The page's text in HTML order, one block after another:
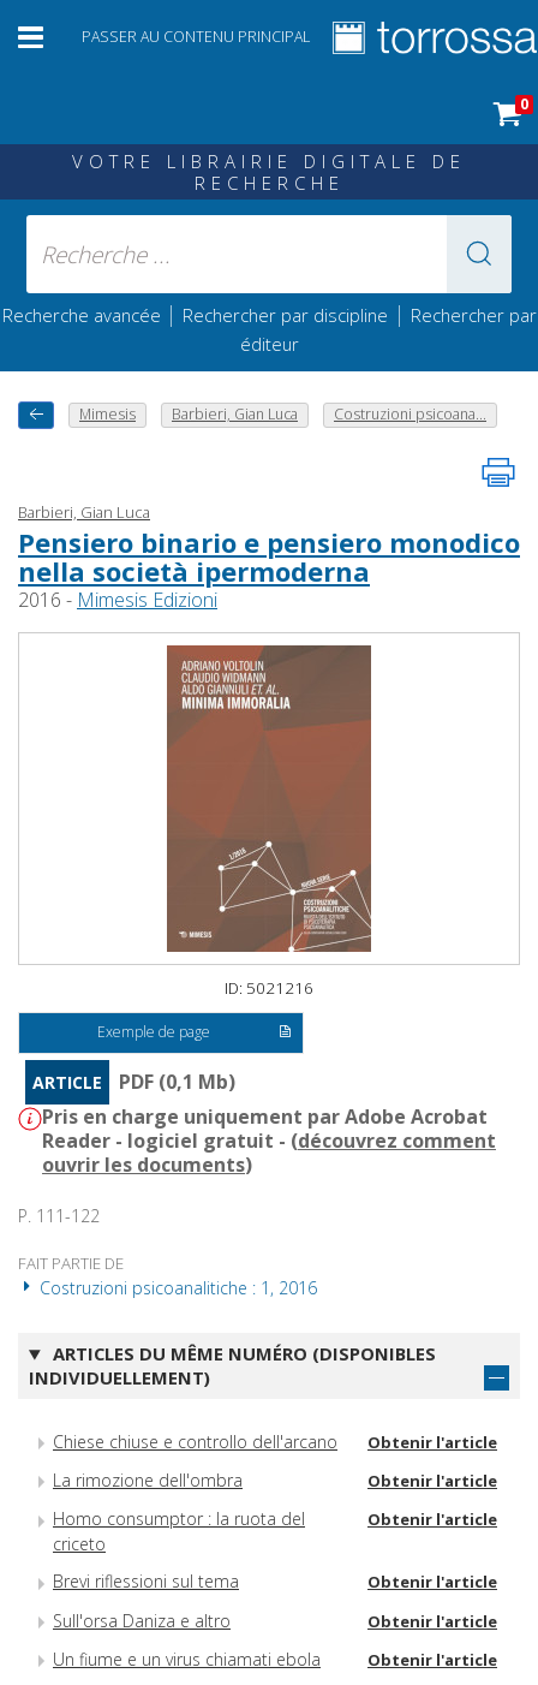
PASSER AU CONTENU PRINCIPAL
0
VOTRE LIBRAIRIE DIGITALE DE
RECHERCHE
Recherche avancée | Rechercher par discipline | Rechercher par
éditeur
Mimesis Barbieri, Gian Luca Costruzioni psicoana...
Barbieri, Gian Luca
Pensiero binario e pensiero monodico
nella società ipermoderna
2016 - Mimesis Edizioni
ID: 5021216
Exemple de page
ARTICLE
PDF (0,1 Mb)
Pris en charge uniquement par Adobe Acrobat
Reader - logiciel gratuit - (découvrez comment
ouvrir les documents)
P. 111-122
FAIT PARTIE DE
Costruzioni psicoanalitiche : 1, 2016
ARTICLES DU MÊME NUMÉRO (DISPONIBLES
INDIVIDUELLEMENT)
Chiese chiuse e controllo dell'arcano Obtenir l'article
La rimozione dell'ombra Obtenir l'article
Homo consumptor : la ruota del
criceto
Obtenir l'article
Brevi riflessioni sul tema Obtenir l'article
Sull'orsa Daniza e altro Obtenir l'article
Un fiume e un virus chiamati ebola Obtenir l'article